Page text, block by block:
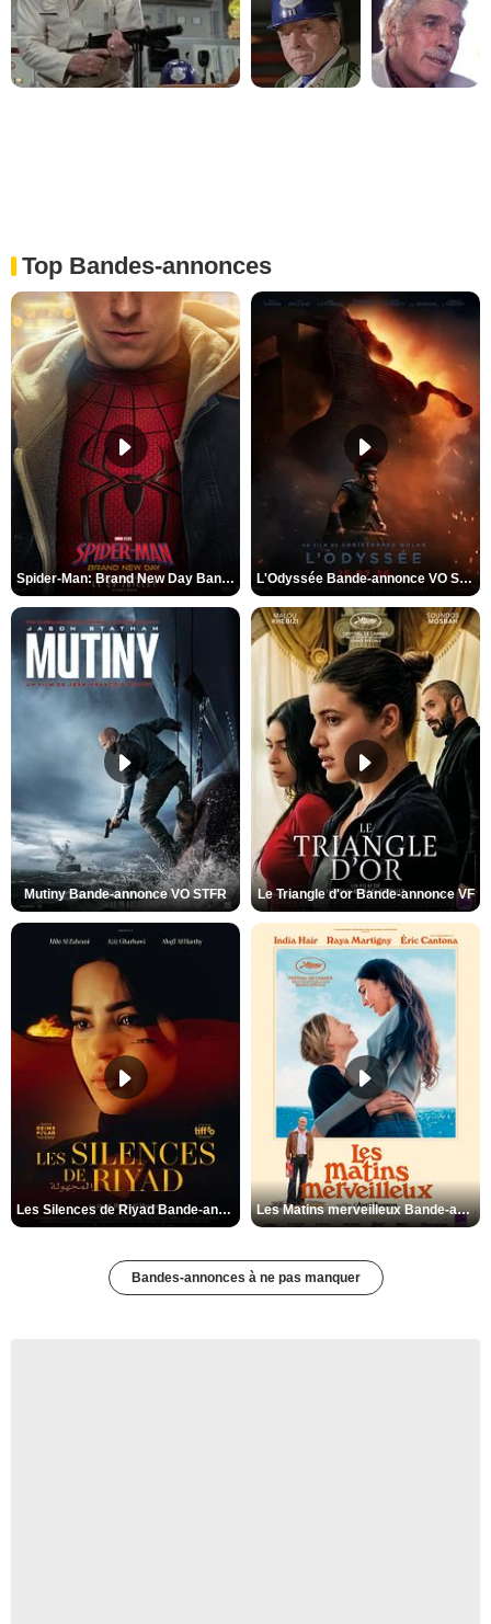
Top Bandes-annonces
Spider-Man: Brand New Day Bande-annonce VO STFR L'Odyssée Bande-annonce VO STFR
Mutiny Bande-annonce VO STFR Le Triangle d'or Bande-annonce VF
Les Silences de Riyad Bande-annonce VO STFR Les Matins merveilleux Bande-annonce VF
Bandes-annonces à ne pas manquer